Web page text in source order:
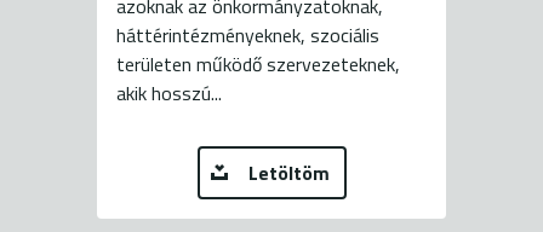
azoknak az önkormányzatoknak,
háttérintézményeknek, szociális
területen működő szervezeteknek,
akik hosszú...
Letöltöm